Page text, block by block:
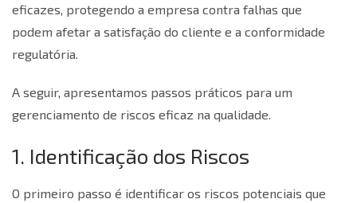
eficazes, protegendo a empresa contra falhas que
podem afetar a satisfação do cliente e a conformidade
regulatória.
A seguir, apresentamos passos práticos para um
gerenciamento de riscos eficaz na qualidade.
1. Identificação dos Riscos
O primeiro passo é identificar os riscos potenciais que